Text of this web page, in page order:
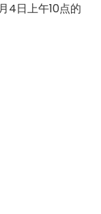
4日上午10点的